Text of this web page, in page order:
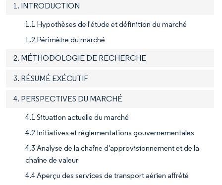
1. INTRODUCTION
1.1 Hypothèses de l'étude et définition du marché
1.2 Périmètre du marché
2. MÉTHODOLOGIE DE RECHERCHE
3. RÉSUMÉ EXÉCUTIF
4. PERSPECTIVES DU MARCHÉ
4.1 Situation actuelle du marché
4.2 Initiatives et réglementations gouvernementales
4.3 Analyse de la chaîne d'approvisionnement et de la
chaîne de valeur
4.4 Aperçu des services de transport aérien affrété